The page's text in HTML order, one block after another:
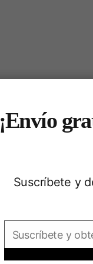
←
¡Envío
Suscríbete y